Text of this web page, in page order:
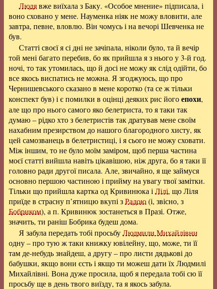
Людявже виїхала з Баку. «Особое мнение» підписала, і
воно сховано у мене. Науменка ніяк не можу вловити, але
завтра, певне, вловлю. Він чомусь і на вечорі Шевченка не
був.
Статті своєї я сі дні не зачіпала, ніколи було, та й вечір
той мені багато перебив, бо як прийшла я з нього у 3-й год.
ночі, то так утомилась, що й досі не можу як слід одійти, бо
все якось виспатись не можна. Я згоджуюсь, що про
Чернишевського сказано в мене коротко (та се ж тільки
конспект був) і є помилки в оцінці деяких рис йогоепохи,
але що про нього самого яко белетриста, то я таки так
думаю – рідко хто з белетристів так дратував мене своїм
нахабним презирством до нашого благородного хисту, як
цей самозванець в белетристиці, і я сього не можу сховати.
Між іншим, то не було моїм заміром, щоб перша частина
моєї статті вийшла навіть цікавішою, ніж друга, бо я таки її
головно ради другої писала. Але, звичайно, я ще займуся
основно першою частиною і прийму на увагу твої замітки.
Тільки що прийшла картка од Кривинюка і Лілі, що Ліля
приїде в страсну п’ятницю вкупі зРадою(і, звісно, з
Бобриком), а п. Кривинюк зостанеться в Празі. Отже,
значить, ти раніш Бобрика будеш дома.
Я забула передать тобі просьбуЛюдмили Михайлівни
одну – про тую ж таки книжку ювілейну, що, може, ти її
там де-небудь знайдеш, а другу – про листи дядькові до
бабушки, якщо вони єсть і якщо ти можеш дати їх Людмилі
Михайлівні. Вона дуже просила, щоб я передала тобі сю її
просьбу ще в день твого виїзду, та я якось забула.